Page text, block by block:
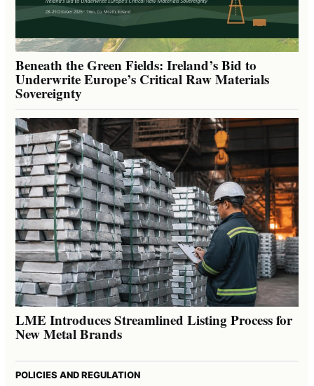
Beneath the Green Fields: Ireland’s Bid to
Underwrite Europe’s Critical Raw Materials
Sovereignty
LME Introduces Streamlined Listing Process for
New Metal Brands
POLICIES AND REGULATION